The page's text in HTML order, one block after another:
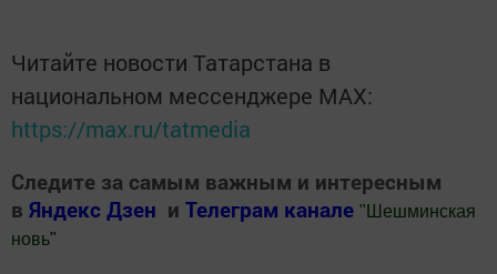
Читайте новости Татарстана в
национальном мессенджере MАХ:
https://max.ru/tatmedia
Следите за самым важным и интересным
в Яндекс Дзен и Телеграм канале " Шешминская
новь"